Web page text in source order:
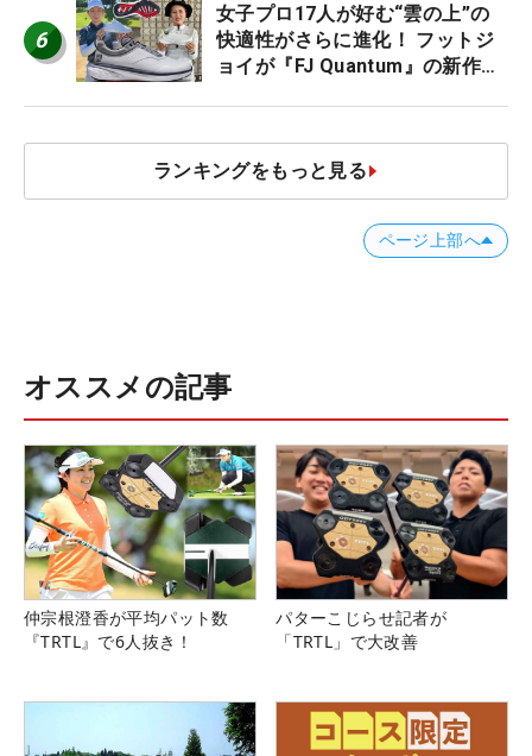
6
女子プロ17人が好む“雲の上”の
快適性がさらに進化！ フットジ
ョイが『FJ Quantum』の新作を
ランキングをもっと見る
ページ上部へ
オススメの記事
仲宗根澄香が平均パット数
『TRTL』で6人抜き！
パターこじらせ記者が
「TRTL」で大改善